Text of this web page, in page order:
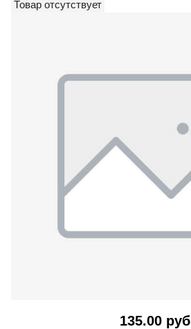
Товар отсутствует
135.00 руб